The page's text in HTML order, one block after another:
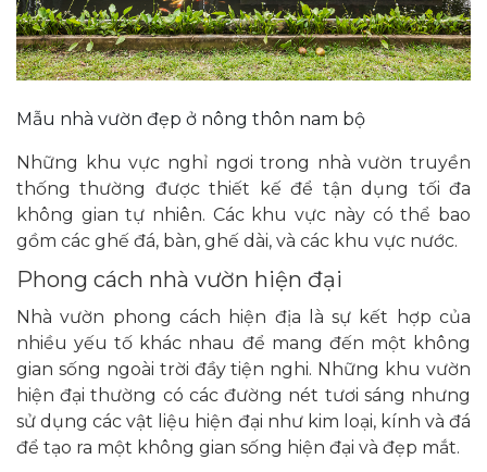
Mẫu nhà vườn đẹp ở nông thôn nam bộ
Những khu vực nghỉ ngơi trong nhà vườn truyền
thống thường được thiết kế để tận dụng tối đa
không gian tự nhiên. Các khu vực này có thể bao
gồm các ghế đá, bàn, ghế dài, và các khu vực nước.
Phong cách nhà vườn hiện đại
Nhà vườn phong cách hiện địa là sự kết hợp của
nhiều yếu tố khác nhau để mang đến một không
gian sống ngoài trời đầy tiện nghi. Những khu vườn
hiện đại thường có các đường nét tươi sáng nhưng
sử dụng các vật liệu hiện đại như kim loại, kính và đá
để tạo ra một không gian sống hiện đại và đẹp mắt.